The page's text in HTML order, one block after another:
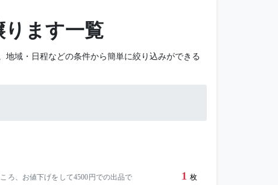
ます一覧
域・日程などの条件から簡単に絞り込みができる
ろ、お値下げをして4500円での出品で
1 枚